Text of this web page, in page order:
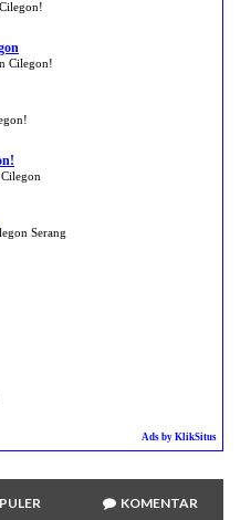
Cilegon!
Serang
Ads by KlikSitus
KOMENTAR